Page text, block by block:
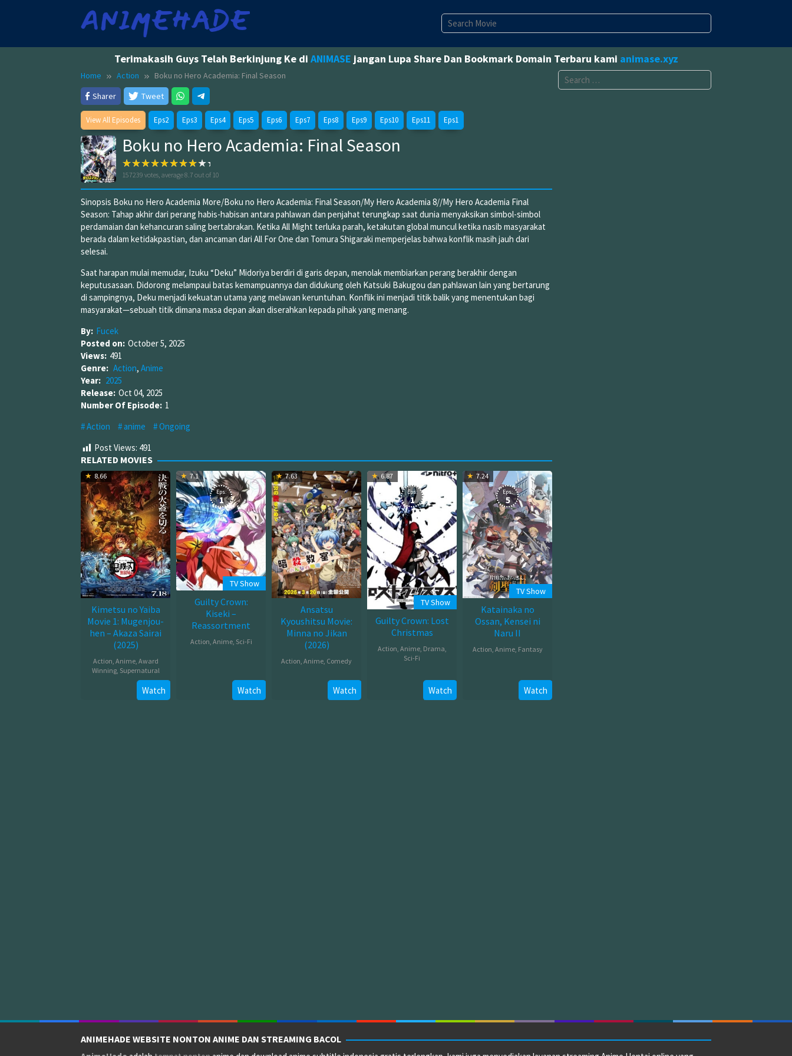
Terimakasih Guys Telah Berkinjung Ke di ANIMASE jangan Lupa Share Dan Bookmark Domain Terbaru kami animase.xyz
Home Action
Boku no Hero Academia: Final Season
Sharer
Tweet
View All Episodes Eps2 Eps3 Eps4 Eps5 Eps6 Eps7 Eps8 Eps9 Eps10 Eps11 Eps1
Boku no Hero Academia: Final Season
157239 votes, average8.7 out of 10
Sinopsis Boku no Hero Academia More/Boku no Hero Academia: Final Season/My Hero Academia 8//My Hero Academia Final
Season: Tahap akhir dari perang habis-habisan antara pahlawan dan penjahat terungkap saat dunia menyaksikan simbol-simbol
perdamaian dan kehancuran saling bertabrakan. Ketika All Might terluka parah, ketakutan global muncul ketika nasib masyarakat
berada dalam ketidakpastian, dan ancaman dari All For One dan Tomura Shigaraki memperjelas bahwa konflik masih jauh dari
selesai.
Saat harapan mulai memudar, Izuku “Deku” Midoriya berdiri di garis depan, menolak membiarkan perang berakhir dengan
keputusasaan. Didorong melampaui batas kemampuannya dan didukung oleh Katsuki Bakugou dan pahlawan lain yang bertarung
di sampingnya, Deku menjadi kekuatan utama yang melawan keruntuhan. Konflik ini menjadi titik balik yang menentukan bagi
masyarakat—sebuah titik dimana masa depan akan diserahkan kepada pihak yang menang.
By: Fucek
Posted on: October 5, 2025
Views: 491
Genre: Action, Anime
Year: 2025
Release: Oct 04, 2025
Number Of Episode: 1
Action
anime
Ongoing
Post Views: 491
RELATED MOVIES
8.66
Kimetsu no Yaiba
Movie 1: Mugenjou-
hen – Akaza Sairai
(2025)
Action, Anime, Award
Winning, Supernatural
Watch
7.1
Eps:
1
TV Show
Guilty Crown:
Kiseki –
Reassortment
Action Anime, Sci-Fi
2012 Watch
7.63
Ansatsu
Kyoushitsu Movie:
Minna no Jikan
(2026)
Action, Anime, Comedy
Mar
Watch
6.87
Eps:
1
TV Show
Guilty Crown: Lost
Christmas
Action Anime, Drama
Sci-Fi
2012
Watch
7.24
Eps:
5
TV Show
Katainaka no
Ossan, Kensei ni
Naru II
Action, Anime, Fantasy
Watch
Search
for:
ANIMEHADE WEBSITE NONTON ANIME DAN STREAMING BACOL